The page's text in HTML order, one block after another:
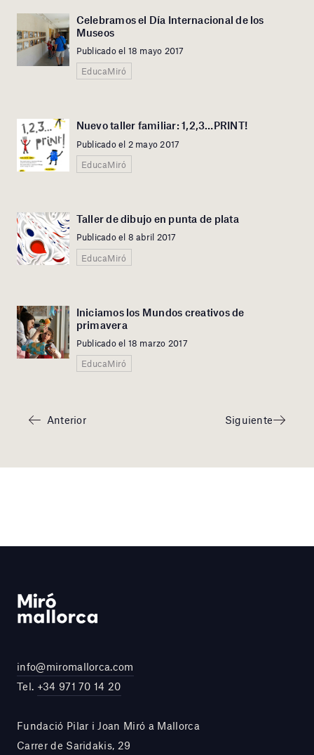
Celebramos el Día Internacional de los
Museos
Publicado el 18 mayo 2017
EducaMiró
Nuevo taller familiar: 1,2,3…PRINT!
Publicado el 2 mayo 2017
EducaMiró
Taller de dibujo en punta de plata
Publicado el 8 abril 2017
EducaMiró
Iniciamos los Mundos creativos de
primavera
Publicado el 18 marzo 2017
EducaMiró
Anterior Siguiente
info@miromallorca.com
Tel. +34 971 70 14 20
Fundació Pilar i Joan Miró a Mallorca
Carrer de Saridakis, 29